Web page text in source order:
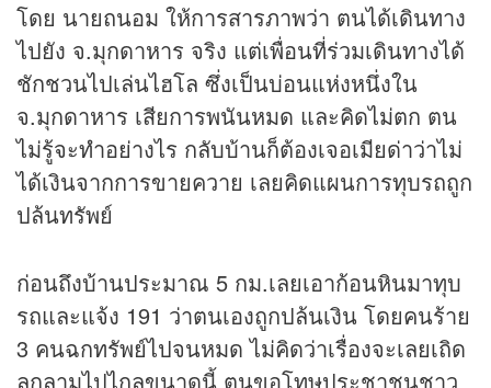
โดย นายถนอม ให้การสารภาพว่า ตนได้เดินทาง
ไปยัง จ.มุกดาหาร จริง แต่เพื่อนที่ร่วมเดินทางได้
ชักชวนไปเล่นไฮโล ซึ่งเป็นบ่อนแห่งหนึ่งใน
จ.มุกดาหาร เสียการพนันหมด และคิดไม่ตก ตน
ไม่รู้จะทำอย่างไร กลับบ้านก็ต้องเจอเมียด่าว่าไม่
ได้เงินจากการขายควาย เลยคิดแผนการทุบรถถูก
ปล้นทรัพย์
ก่อนถึงบ้านประมาณ 5 กม.เลยเอาก้อนหินมาทุบ
รถและแจ้ง 191 ว่าตนเองถูกปล้นเงิน โดยคนร้าย
3 คนฉกทรัพย์ไปจนหมด ไม่คิดว่าเรื่องจะเลยเถิด
ลุกลามไปไกลขนาดนี้ ตนขอโทษประชาชนชาว